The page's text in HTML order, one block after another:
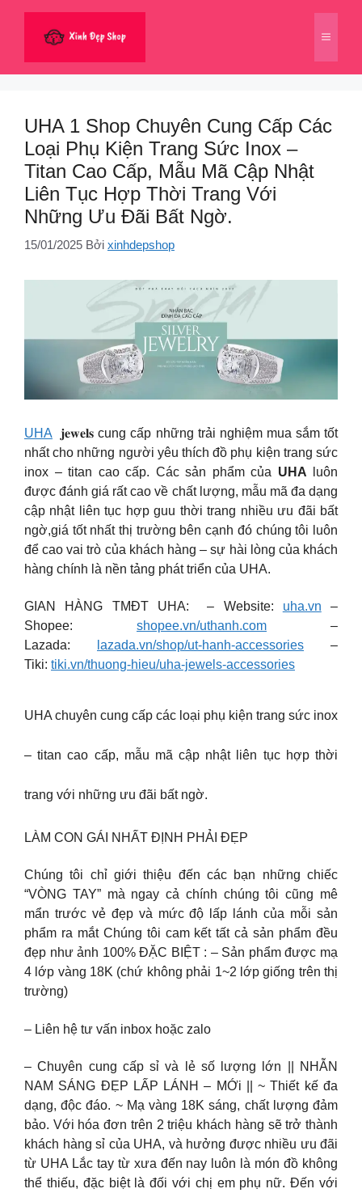
dung
Menu
UHA 1 Shop Chuyên Cung Cấp Các
Loại Phụ Kiện Trang Sức Inox –
Titan Cao Cấp, Mẫu Mã Cập Nhật
Liên Tục Hợp Thời Trang Với
Những Ưu Đãi Bất Ngờ.
15/01/2025 Bởi xinhdepshop
UHA 𝐣𝐞𝐰𝐞𝐥𝐬 cung cấp những trải nghiệm mua sắm tốt
nhất cho những người yêu thích đồ phụ kiện trang sức
inox – titan cao cấp. Các sản phẩm của UHA luôn
được đánh giá rất cao về chất lượng, mẫu mã đa dạng
cập nhật liên tục hợp guu thời trang nhiều ưu đãi bất
ngờ,giá tốt nhất thị trường bên cạnh đó chúng tôi luôn
để cao vai trò của khách hàng – sự hài lòng của khách
hàng chính là nền tảng phát triển của UHA.
GIAN HÀNG TMĐT UHA: – Website: uha.vn –
Shopee: shopee.vn/uthanh.com –
Lazada:
lazada.vn/shop/ut-hanh-accessories –
Tiki: tiki.vn/thuong-hieu/uha-jewels-accessories
UHA chuyên cung cấp các loại phụ kiện trang sức inox
– titan cao cấp, mẫu mã cập nhật liên tục hợp thời
trang với những ưu đãi bất ngờ.
LÀM CON GÁI NHẤT ĐỊNH PHẢI ĐẸP
Chúng tôi chỉ giới thiệu đến các bạn những chiếc
“VÒNG TAY” mà ngay cả chính chúng tôi cũng mê
mẩn trước vẻ đẹp và mức độ lấp lánh của mỗi sản
phẩm ra mắt Chúng tôi cam kết tất cả sản phẩm đều
đẹp như ảnh 100% ĐẶC BIỆT : – Sản phẩm được mạ
4 lớp vàng 18K (chứ không phải 1~2 lớp giống trên thị
trường)
– Liên hệ tư vấn inbox hoặc zalo
– Chuyên cung cấp sỉ và lẻ số lượng lớn || NHẪN
NAM SÁNG ĐẸP LẤP LÁNH – MỚi || ~ Thiết kế đa
dạng, độc đáo. ~ Mạ vàng 18K sáng, chất lượng đảm
bảo. Với hóa đơn trên 2 triệu khách hàng sẽ trở thành
khách hàng sỉ của UHA, và hưởng được nhiều ưu đãi
từ UHA Lắc tay từ xưa đến nay luôn là món đồ không
thể thiếu, đặc biệt là đối với chị em phụ nữ. Đến với